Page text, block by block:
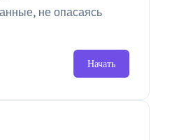
не опасаясь
Начать